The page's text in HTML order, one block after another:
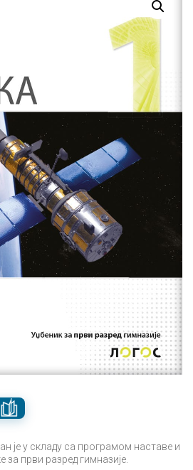
је у складу са програмом наставе и
за први разред гимназије.